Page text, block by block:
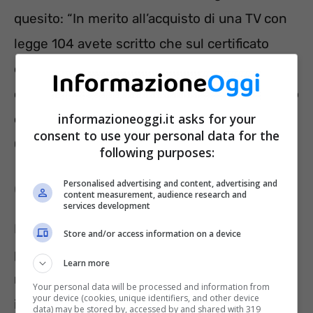
quesito: “In merito all’acquisto di una TV con
legge 104 avete scritto che sul certificato
della commissione inps indica la
corrispondenza tramenomazione e il sussidio
che si può ottenere. Questo dove si evince?
Grazie per farmi sapere”.
Quale documentazione esibire
Per poter ottenere l’IVA agevolata al 4% la
persona con disabilità deve presentare, al
momento dell’acquisto dei sussidi tecnici e
informatici, una documentazione idonea.
informazioneoggi.it asks for your
consent to use your personal data for the
following purposes:
Personalised advertising and content, advertising and
content measurement, audience research and
services development
Store and/or access information on a device
Learn more
Your personal data will be processed and information from
your device (cookies, unique identifiers, and other device
data) may be stored by, accessed by and shared with 319